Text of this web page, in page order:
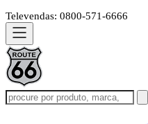
Televendas: 0800-571-6666